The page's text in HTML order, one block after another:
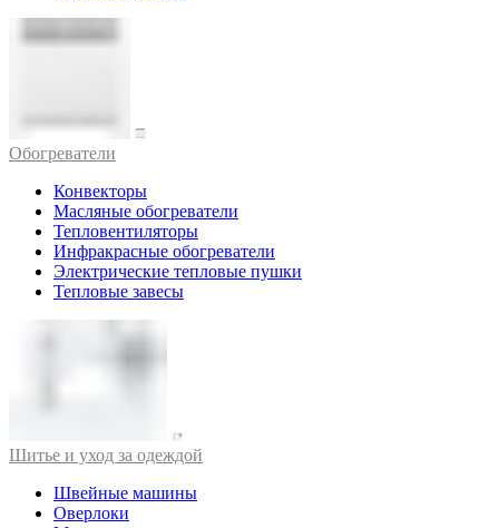
Обогреватели
Конвекторы
Масляные обогреватели
Тепловентиляторы
Инфракрасные обогреватели
Электрические тепловые пушки
Тепловые завесы
Шитье и уход за одеждой
Швейные машины
Оверлоки